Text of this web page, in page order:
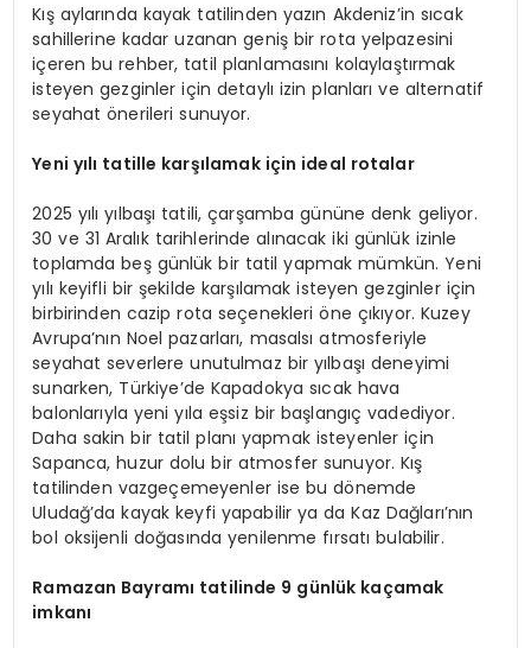
Kış aylarında kayak tatilinden yazın Akdeniz’in sıcak
sahillerine kadar uzanan geniş bir rota yelpazesini
içeren bu rehber, tatil planlamasını kolaylaştırmak
isteyen gezginler için detaylı izin planları ve alternatif
seyahat önerileri sunuyor.
Yeni yılı tatille karşılamak için ideal rotalar
2025 yılı yılbaşı tatili, çarşamba gününe denk geliyor.
30 ve 31 Aralık tarihlerinde alınacak iki günlük izinle
toplamda beş günlük bir tatil yapmak mümkün. Yeni
yılı keyifli bir şekilde karşılamak isteyen gezginler için
birbirinden cazip rota seçenekleri öne çıkıyor. Kuzey
Avrupa’nın Noel pazarları, masalsı atmosferiyle
seyahat severlere unutulmaz bir yılbaşı deneyimi
sunarken, Türkiye’de Kapadokya sıcak hava
balonlarıyla yeni yıla eşsiz bir başlangıç vadediyor.
Daha sakin bir tatil planı yapmak isteyenler için
Sapanca, huzur dolu bir atmosfer sunuyor. Kış
tatilinden vazgeçemeyenler ise bu dönemde
Uludağ’da kayak keyfi yapabilir ya da Kaz Dağları’nın
bol oksijenli doğasında yenilenme fırsatı bulabilir.
Ramazan Bayramı tatilinde 9 günlük kaçamak
imkanı